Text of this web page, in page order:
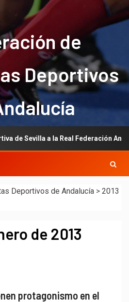
de
Deportivos
a la Real Federación Andaluza
Deportivos de Andalucía > 2013
de 2013
protagonismo en el